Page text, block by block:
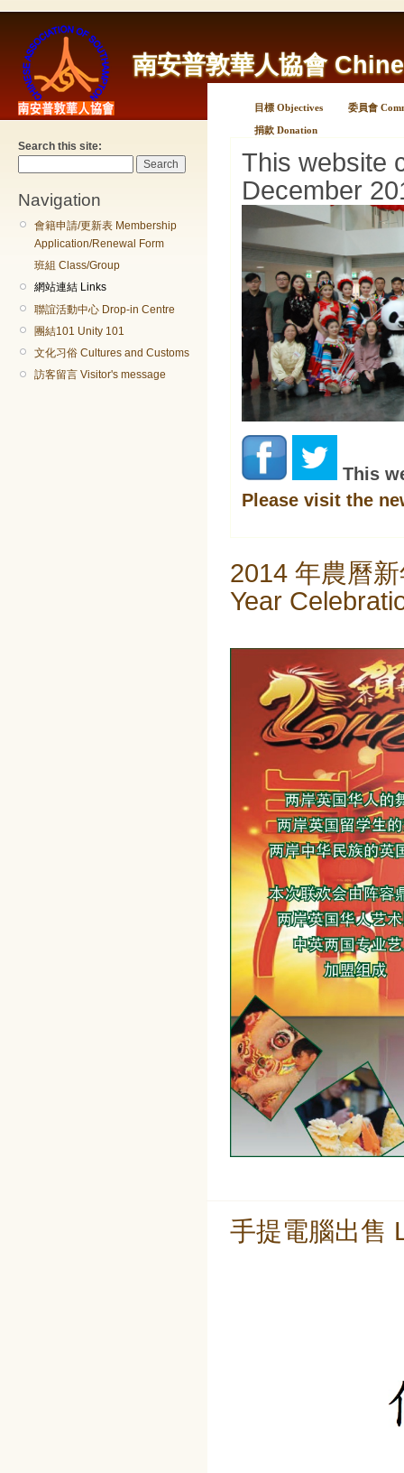
南安普敦華人協會
Search this site:
Navigation
會籍申請/更新表 Membership
Application/Renewal Form
班組 Class/Group
網站連結 Links
聯誼活動中心 Drop-in Centre
團結101 Unity 101
文化习俗 Cultures and Customs
訪客留言 Visitor's message
目標 Objectives 委員會
捐款 Donation
This website
December
This
Please visit the
2014 年農曆
Year
手提電腦出售